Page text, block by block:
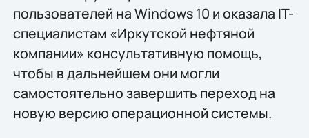
пользователей на Windows 10 и оказала IT-
специалистам «Иркутской нефтяной
компании» консультативную помощь,
чтобы в дальнейшем они могли
самостоятельно завершить переход на
новую версию операционной системы.